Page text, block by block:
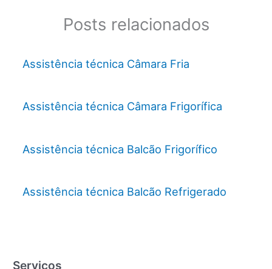
Posts relacionados
Assistência técnica Câmara Fria
Assistência técnica Câmara Frigorífica
Assistência técnica Balcão Frigorífico
Assistência técnica Balcão Refrigerado
Serviços